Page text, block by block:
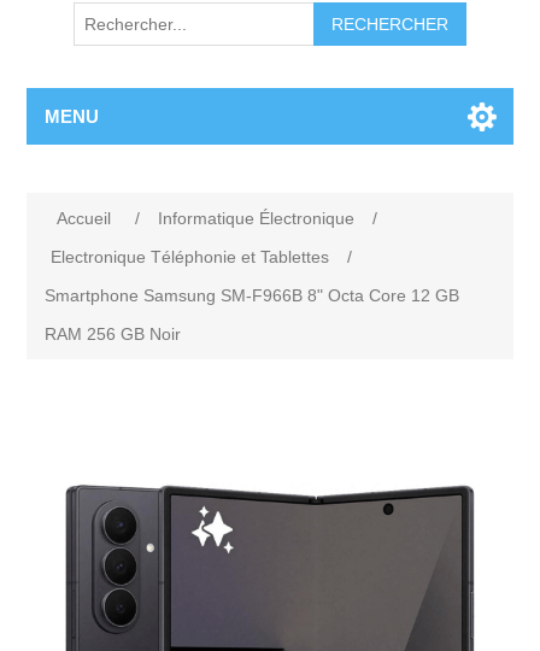
RECHERCHER
MENU
Accueil / Informatique Électronique
/
Electronique Téléphonie et Tablettes
/
Smartphone Samsung SM-F966B 8" Octa Core 12 GB
RAM 256 GB Noir